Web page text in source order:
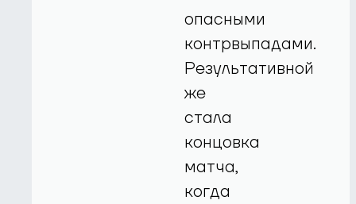
опасными
контрвыпадами.
Результативной
же
стала
концовка
матча,
когда